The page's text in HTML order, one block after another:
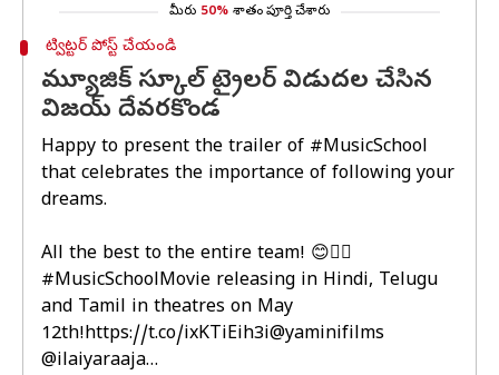
మీరు 50% శాతం పూర్తి చేశారు
ట్విట్టర్ పోస్ట్ చేయండి
మ్యూజిక్ స్కూల్ ట్రైలర్ విడుదల చేసిన
విజయ్ దేవరకొండ
Happy to present the trailer of #MusicSchool
that celebrates the importance of following your
dreams.
All the best to the entire team! 😊👍🏻
#MusicSchoolMovie releasing in Hindi, Telugu
and Tamil in theatres on May
12th!https://t.co/ixKTiEih3i@yaminifilms
@ilaiyaraaja…